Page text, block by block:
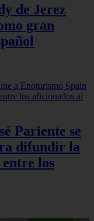
de Jerez
gran
Pariente se
difundir la
los